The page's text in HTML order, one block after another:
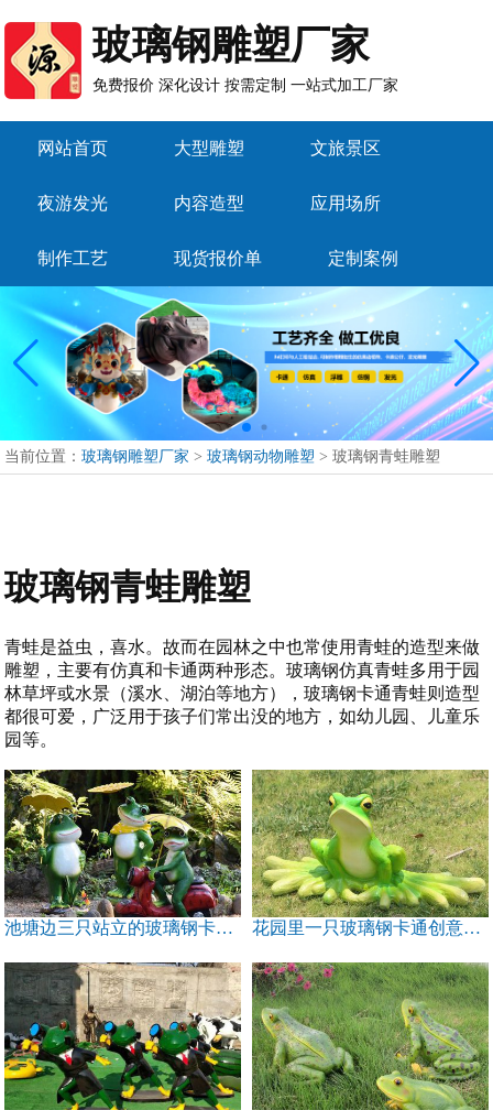
玻璃钢雕塑厂家
免费报价 深化设计 按需定制 一站式加工厂家
网站首页 大型雕塑 文旅景区
夜游发光 内容造型 应用场所
制作工艺 现货报价单 定制案例
当前位置：玻璃钢雕塑厂家 >玻璃钢动物雕塑 >玻璃钢青蛙雕塑
玻璃钢青蛙雕塑
青蛙是益虫，喜水。故而在园林之中也常使用青蛙的造型来做
雕塑，主要有仿真和卡通两种形态。玻璃钢仿真青蛙多用于园
林草坪或水景（溪水、湖泊等地方），玻璃钢卡通青蛙则造型
都很可爱，广泛用于孩子们常出没的地方，如幼儿园、儿童乐
园等。
池塘边三只站立的玻璃钢卡通青蛙雕塑 花园里一只玻璃钢卡通创意大脚青蛙雕塑